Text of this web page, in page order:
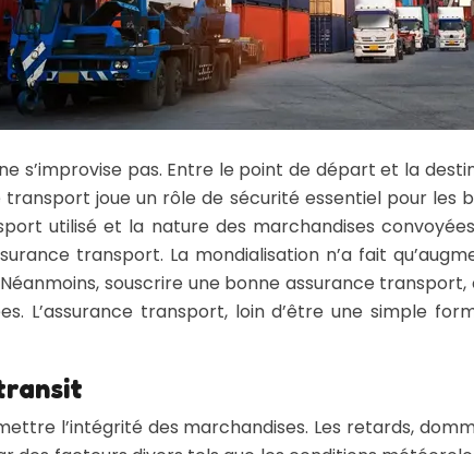
s’improvise pas. Entre le point de départ et la
joue un rôle de sécurité essentiel pour les
utilisé et la nature des marchandises
transport. La mondialisation n’a fait
souscrire une bonne assurance
L’assurance transport, loin d’être une simple
l’intégrité des marchandises. Les retards,